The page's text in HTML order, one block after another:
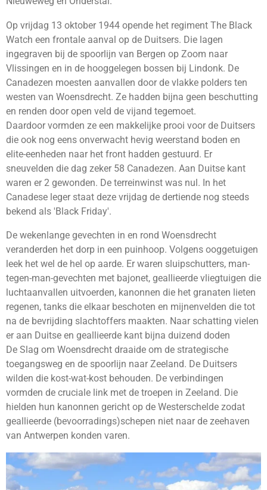
Op vrijdag 13 oktober 1944 opende het regiment The Black
Watch een frontale aanval op de Duitsers. Die lagen
ingegraven bij de spoorlijn van Bergen op Zoom naar
Vlissingen en in de hooggelegen bossen bij Lindonk. De
Canadezen moesten aanvallen door de vlakke polders ten
westen van Woensdrecht. Ze hadden bijna geen beschutting
en renden door open veld de vijand tegemoet.
Daardoor vormden ze een makkelijke prooi voor de Duitsers
die ook nog eens onverwacht hevig weerstand boden en
elite-eenheden naar het front hadden gestuurd. Er
sneuvelden die dag zeker 58 Canadezen. Aan Duitse kant
waren er 2 gewonden. De terreinwinst was nul. In het
Canadese leger staat deze vrijdag de dertiende nog steeds
bekend als 'Black Friday'.
De wekenlange gevechten in en rond Woensdrecht
veranderden het dorp in een puinhoop. Volgens ooggetuigen
leek het wel de hel op aarde. Er waren sluipschutters, man-
tegen-man-gevechten met bajonet, geallieerde vliegtuigen die
luchtaanvallen uitvoerden, kanonnen die het granaten lieten
regenen, tanks die elkaar beschoten en mijnenvelden die tot
na de bevrijding slachtoffers maakten. Naar schatting vielen
er aan Duitse en geallieerde kant bijna duizend doden
De Slag om Woensdrecht draaide om de strategische
toegangsweg en de spoorlijn naar Zeeland. De Duitsers
wilden die kost-wat-kost behouden. De verbindingen
vormden de cruciale link met de troepen in Zeeland. Die
hielden hun kanonnen gericht op de Westerschelde zodat
geallieerde (bevoorradings)schepen niet naar de zeehaven
van Antwerpen konden varen.